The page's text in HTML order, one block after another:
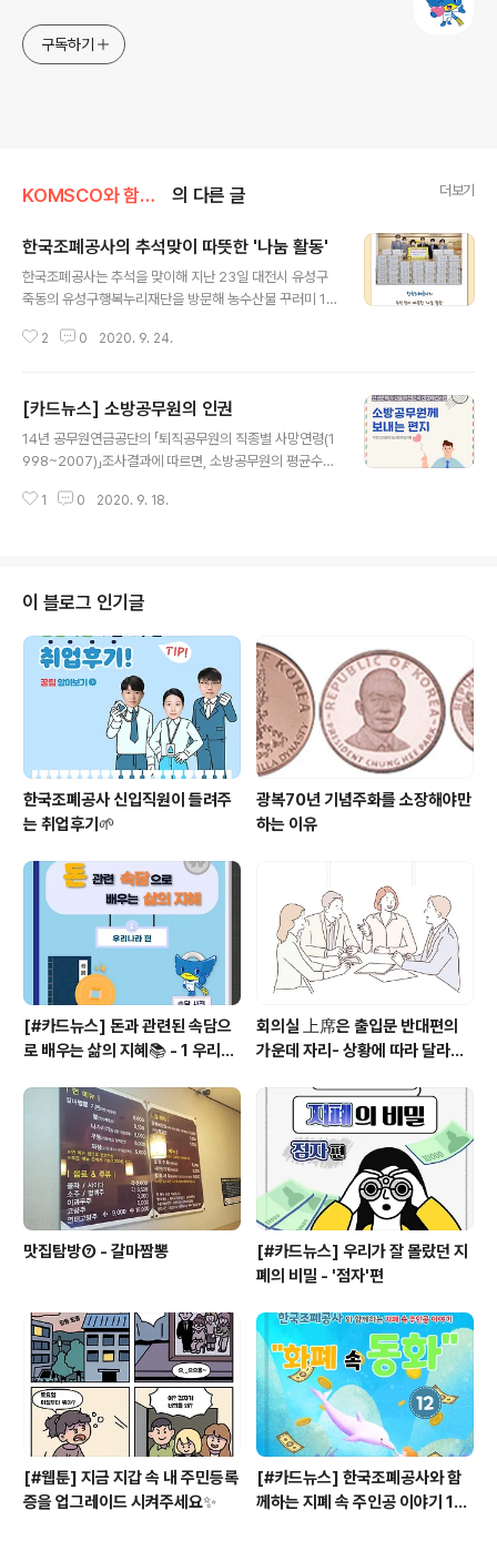
구독하기
KOMSCO와 함께/사회공헌 의 다른 글 더보기
한국조폐공사의 추석맞이 따뜻한 '나눔 활동'
한국조폐공사는 추석을 맞이해 지난 23일 대전시 유성구
죽동의 유성구행복누리재단을 방문해 농수산물 꾸러미 10
정책 대상에서 소외된 구민들에 대한 생계, 의료, 긴급지원
사가 있는 대전을 비롯해 사업장이 있는 경북 경산과 충남
부여에 위치한 사회복지시설에 총 2,500여만원 상당의 온
누리상품권과 지역 농수산물 등을 기부할 예정입니다! 조
펼쳐오고 있답니다!
2 0 2020. 9. 24.
[카드뉴스] 소방공무원의 인권
14년 공무원연금공단의 「퇴직공무원의 직종별 사망연령(1
998~2007)」조사결과에 따르면, 소방공무원의 평균수명
히, 외상후 스트레스 장애로 인한 소방공무원의 자살 비율
1 0 2020. 9. 18.
이 블로그 인기글
한국조폐공사 신입직원이 들려주
는 취업후기🌱
광복70년 기념주화를 소장해야만
하는 이유
[#카드뉴스] 돈과 관련된 속담으
로 배우는 삶의 지혜📚 - 1 우리나
회의실 上席은 출입문 반대편의
가운데 자리- 상황에 따라 달라지
맛집탐방⑦ - 갈마짬뽕
[#카드뉴스] 우리가 잘 몰랐던 지
폐의 비밀 - '점자'편
[#웹툰] 지금 지갑 속 내 주민등록
증을 업그레이드 시켜주세요✨
[#카드뉴스] 한국조폐공사와 함
께하는 지폐 속 주인공 이야기 12